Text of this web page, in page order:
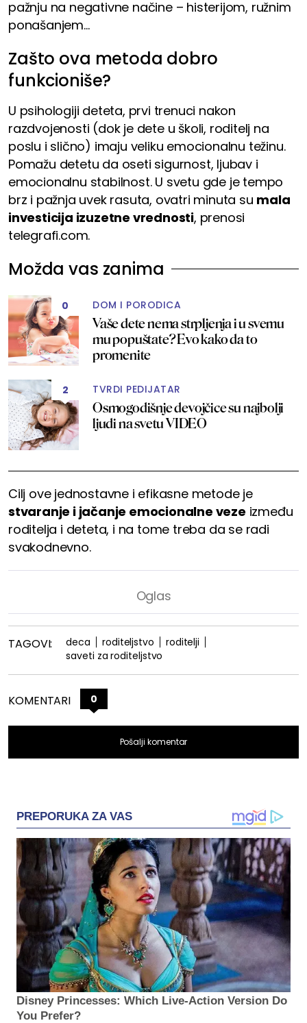
pažnju na negativne načine – histerijom, ružnim
ponašanjem...
Zašto ova metoda dobro
funkcioniše?
U psihologiji deteta, prvi trenuci nakon
razdvojenosti (dok je dete u školi, roditelj na
poslu i slično) imaju veliku emocionalnu težinu.
Pomažu detetu da oseti sigurnost, ljubav i
emocionalnu stabilnost. U svetu gde je tempo
brz i pažnja uvek rasuta, ovatri minuta su mala
investicija izuzetne vrednosti, prenosi
telegrafi.com.
Možda vas zanima
0 DOM I PORODICA
Vaše dete nema strpljenja i u svemu
mu popuštate? Evo kako da to
promenite
2 TVRDI PEDIJATAR
Osmogodišnje devojčice su najbolji
ljudi na svetu VIDEO
Cilj ove jednostavne i efikasne metode je
stvaranje i jačanje emocionalne veze između
roditelja i deteta, i na tome treba da se radi
svakodnevno.
TAGOVI: deca roditeljstvo
roditelji
saveti za roditeljstvo
KOMENTARI 0
Pošalji komentar
PREPORUKA ZA VAS
Disney Princesses: Which Live-Action Version Do
You Prefer?